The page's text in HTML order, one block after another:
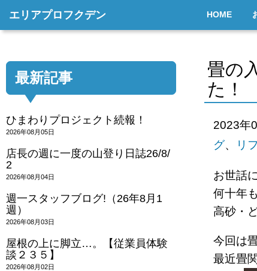
エリアプロフクデン HOME
畳の
た！
2023年
グ、 リ
お世話
何十年
高砂・
今回は
最近畳
最新記事
ひまわりプロジェクト続報！
2026年08月05日
店長の週に一度の山登り日誌26/8/
2
2026年08月04日
週一スタッフブログ!（26年8月1
週）
2026年08月03日
屋根の上に脚立…。【従業員体験
談２３５】
2026年08月02日